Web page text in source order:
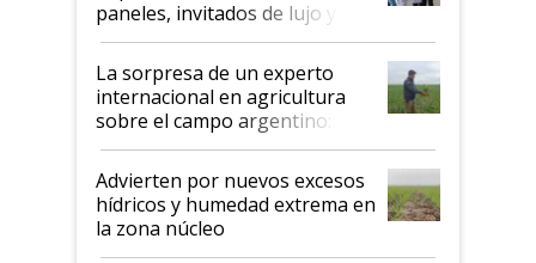
paneles, invitados de lujo y
todas las tendencias
La sorpresa de un experto
internacional en agricultura
sobre el campo argentino:
"Estoy muy impresionado"
Advierten por nuevos excesos
hídricos y humedad extrema en
la zona núcleo